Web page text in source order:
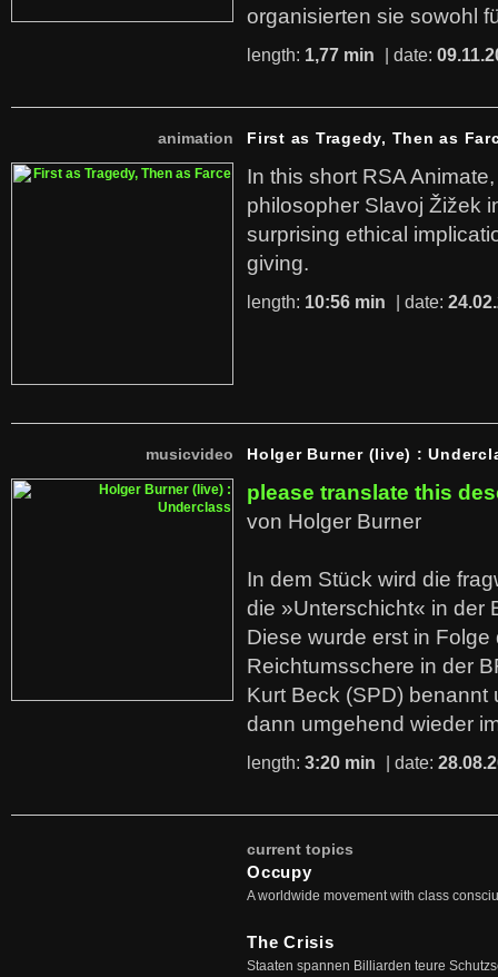
organisierten sie sowohl
length: 1,77 min | date:
animation First as Tragedy, Then as
In this short RSA
philosopher Slavoj Žižek
surprising ethical
giving.
length: 10:56 min | date:
musicvideo Holger Burner (live) :
please translate this
von Holger Burner
In dem Stück wird die
die »Unterschicht« in der
Diese wurde erst in
Reichtumsschere in der
Kurt Beck (SPD)
dann umgehend wieder
length: 3:20 min | date:
current topics
Occupy
A worldwide movement with class
The Crisis
Staaten spannen Billiarden teure